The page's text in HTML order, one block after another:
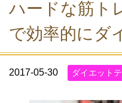
ハードな筋ト
で効率的にダ
2017-05-30 ダイエット